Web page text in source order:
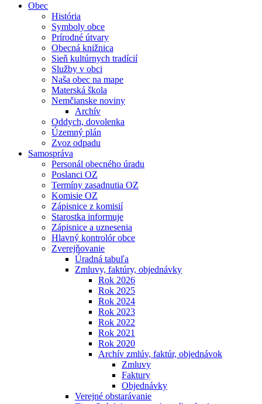
Obec
História
Symboly obce
Prírodné útvary
Obecná knižnica
Sieň kultúrnych tradícií
Služby v obci
Naša obec na mape
Materská škola
Nemčianske noviny
Archív
Oddych, dovolenka
Územný plán
Zvoz odpadu
Samospráva
Personál obecného úradu
Poslanci OZ
Termíny zasadnutia OZ
Komisie OZ
Zápisnice z komisií
Starostka informuje
Zápisnice a uznesenia
Hlavný kontrolór obce
Zverejňovanie
Úradná tabuľa
Zmluvy, faktúry, objednávky
Rok 2026
Rok 2025
Rok 2024
Rok 2023
Rok 2022
Rok 2021
Rok 2020
Archív zmlúv, faktúr, objednávok
Zmluvy
Faktury
Objednávky
Verejné obstarávanie